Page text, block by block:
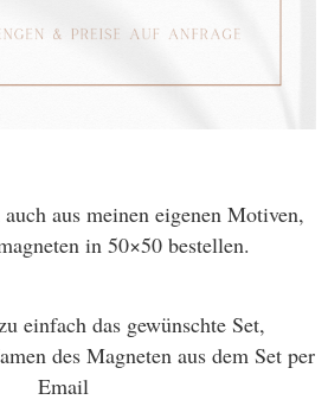
aus meinen eigenen Motiven,
in 50×50 bestellen.
einfach das gewünschte Set,
des Magneten aus dem Set per
Email